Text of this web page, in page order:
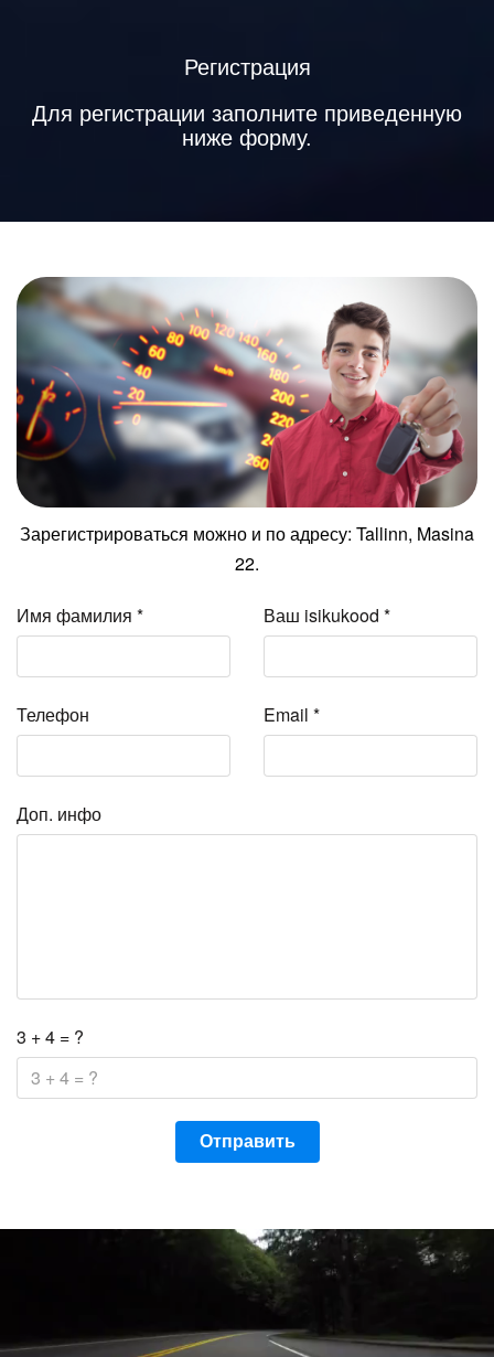
Регистрация
Для регистрации заполните приведенную
ниже форму.
Зарегистрироваться можно и по адресу: Tallinn, Masina
22.
Имя фамилия * Ваш isikukood *
Телефон Email *
Доп. инфо
3 + 4 = ?
Отправить